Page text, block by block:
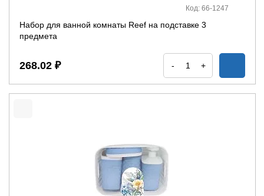
Код: 66-1247
Набор для ванной комнаты Reef на подставке 3
предмета
268.02 ₽ - +